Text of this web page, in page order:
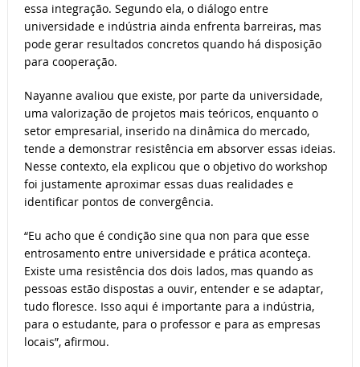
essa integração. Segundo ela, o diálogo entre
universidade e indústria ainda enfrenta barreiras, mas
pode gerar resultados concretos quando há disposição
para cooperação.
Nayanne avaliou que existe, por parte da universidade,
uma valorização de projetos mais teóricos, enquanto o
setor empresarial, inserido na dinâmica do mercado,
tende a demonstrar resistência em absorver essas ideias.
Nesse contexto, ela explicou que o objetivo do workshop
foi justamente aproximar essas duas realidades e
identificar pontos de convergência.
“Eu acho que é condição sine qua non para que esse
entrosamento entre universidade e prática aconteça.
Existe uma resistência dos dois lados, mas quando as
pessoas estão dispostas a ouvir, entender e se adaptar,
tudo floresce. Isso aqui é importante para a indústria,
para o estudante, para o professor e para as empresas
locais”, afirmou.